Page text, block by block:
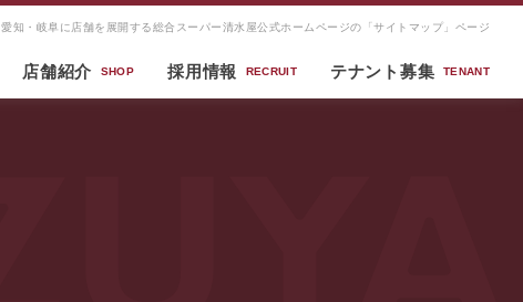
愛知・岐阜に店舗を展開する総合スーパー清水屋公式ホームページの「サイトマップ」ページ
店舗紹介 SHOP 採用情報 RECRUIT テナント募集 TENANT